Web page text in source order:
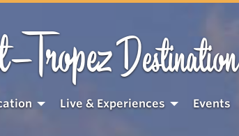
TropezDestination
Live & Experiences Events